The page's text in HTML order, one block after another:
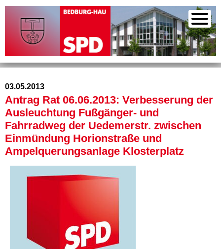
03.05.2013
Antrag Rat 06.06.2013: Verbesserung der
Ausleuchtung Fußgänger- und
Fahrradweg der Uedemerstr. zwischen
Einmündung Horionstraße und
Ampelquerungsanlage Klosterplatz